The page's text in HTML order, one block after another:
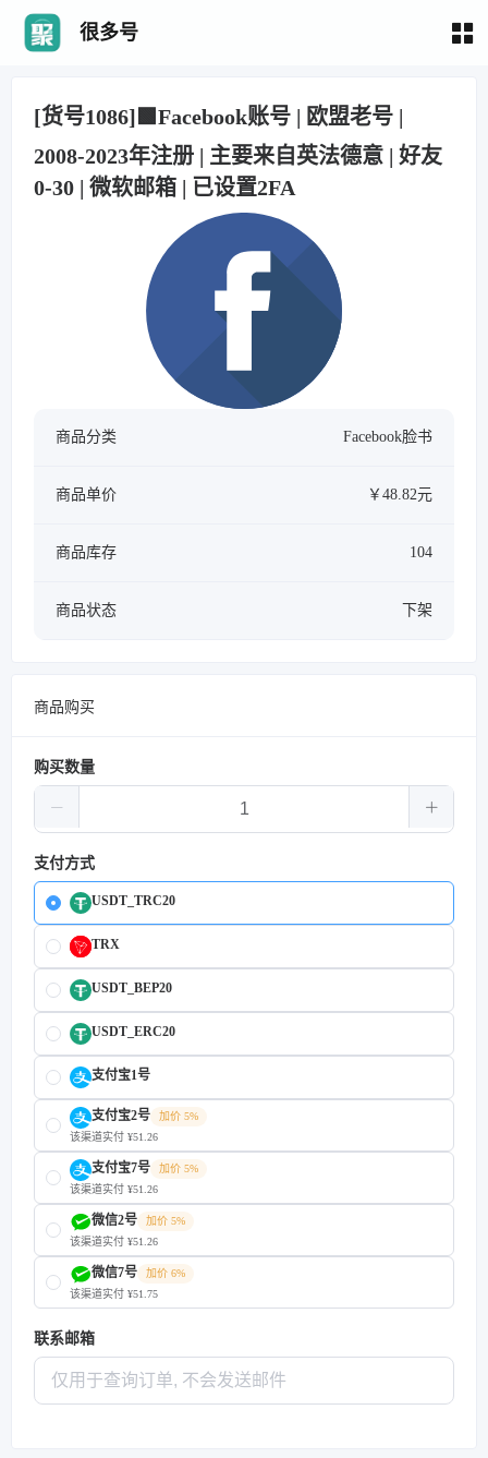
很多号
[货号1086]🟩Facebook账号 | 欧盟老号 |
2008-2023年注册 | 主要来自英法德意 | 好友
0-30 | 微软邮箱 | 已设置2FA
商品分类 Facebook脸书
商品单价 ￥48.82元
商品库存 104
商品状态 下架
商品购买
购买数量
支付方式
USDT_TRC20
TRX
USDT_BEP20
USDT_ERC20
支付宝1号
支付宝2号
加价 5%
该渠道实付 ¥51.26
支付宝7号
加价 5%
该渠道实付 ¥51.26
微信2号
加价 5%
该渠道实付 ¥51.26
微信7号
加价 6%
该渠道实付 ¥51.75
联系邮箱